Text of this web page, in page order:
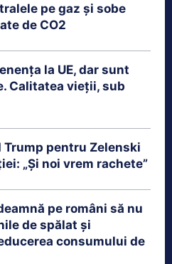
pe gaz și sobe
de CO2
la UE, dar sunt
Calitatea vieții, sub
Trump pentru Zelenski
„Și noi vrem rachete”
pe români să nu
de spălat și
consumului de